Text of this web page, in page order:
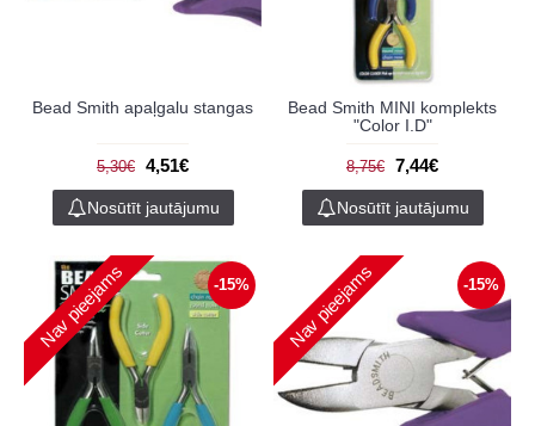
Bead Smith apaļgalu stangas
5,30€ 4,51€
Nosūtīt jautājumu
Bead Smith MINI komplekts
"Color I.D"
8,75€ 7,44€
Nosūtīt jautājumu
-15%
Nav pieejams -15%
Nav pieejams